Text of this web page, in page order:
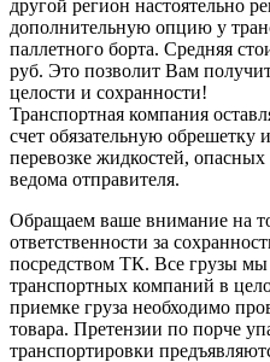
другой регион настоятельно
дополнительную опцию у
паллетного борта. Средняя
руб. Это позволит Вам
целости и сохранности!
Транспортная компания
счет обязательную обрешетку
перевозке жидкостей, опасных
ведома отправителя.
Обращаем ваше внимание на
ответственности за
посредством ТК. Все грузы мы
транспортных компаний в
приемке груза необходимо
товара. Претензии по порче
транспортировки